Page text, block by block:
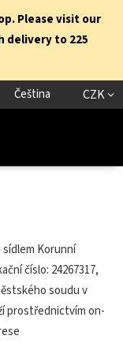
Please visit our
delivery to 225
Čeština CZK
sídlem Korunní
číslo: 24267317,
soudu v
prostřednictvím on-